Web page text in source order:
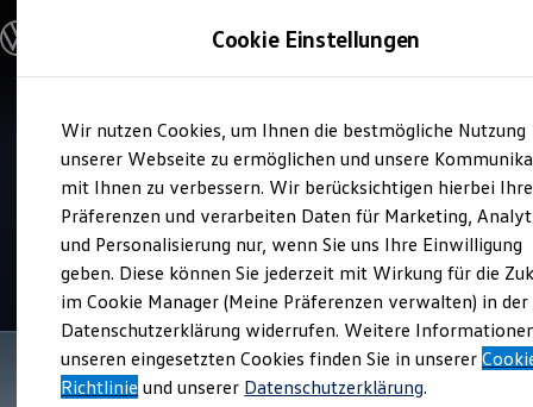
Hauptinhalt
springen
Footer
springen
Modelle und Konfigurator
Modelle vergleichen
Elektroautos
ENERGY Sondermodelle
Nutzfahrzeuge
SUV und CUV
Familienautos
Kombis
Kompaktwagen
Sportwagen
Schnell verfügbare Fahrzeuge
Angebote und Produkte
Aktuelle Angebote
E-Auto-Förderung
Volkswagen Marktplatz
Verkauf und Service
Autohaus Stoye
Top Kundenzufriedenheit Verkauf 2026
4.9|603 Bewertungen
Cookie Einstellungen
Wir nutzen Cookies, um Ihnen die bestmögliche Nutzung
unserer Webseite zu ermöglichen und unsere
mit Ihnen zu verbessern. Wir berücksichtigen hierbei Ihre
Präferenzen und verarbeiten Daten für Marketing,
und Personalisierung nur, wenn Sie uns Ihre Einwilligung
geben. Diese können Sie jederzeit mit Wirkung für die
im Cookie Manager (Meine Präferenzen verwalten) in der
Datenschutzerklärung widerrufen. Weitere
unseren eingesetzten Cookies finden Sie in unserer
Richtlinie und unserer Datenschutzerklärung.